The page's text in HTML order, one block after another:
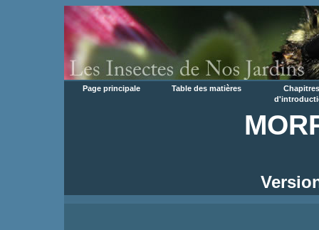
Page principale Table des matières
Chapitres